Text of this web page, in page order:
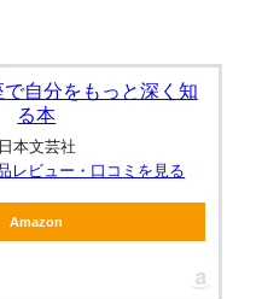
自分をもっと深く知
る本
日本文芸社
レビュー・口コミを見る
Amazon